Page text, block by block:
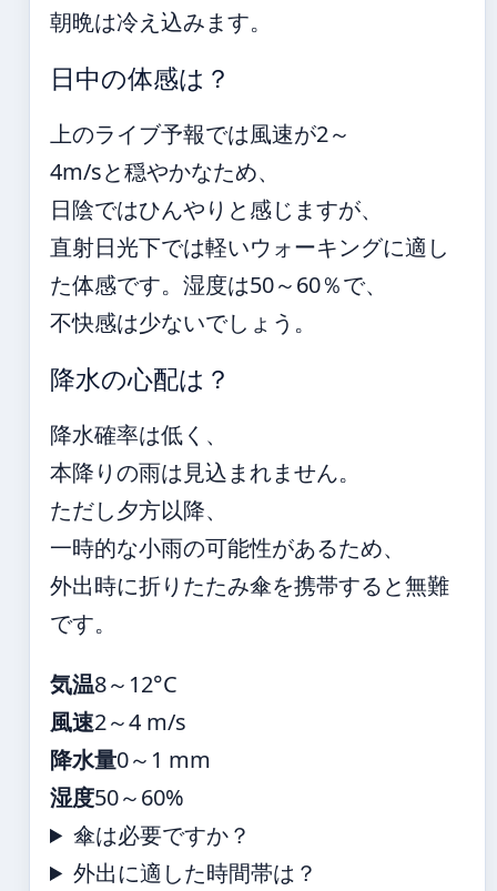
朝晩は冷え込みます。
日中の体感は？
上のライブ予報では風速が2～
4m/sと穏やかなため、
日陰ではひんやりと感じますが、
直射日光下では軽いウォーキングに適し
た体感です。湿度は50～60％で、
不快感は少ないでしょう。
降水の心配は？
降水確率は低く、
本降りの雨は見込まれません。
ただし夕方以降、
一時的な小雨の可能性があるため、
外出時に折りたたみ傘を携帯すると無難
です。
気温8～12°C
風速2～4 m/s
降水量0～1 mm
湿度50～60%
傘は必要ですか？
外出に適した時間帯は？